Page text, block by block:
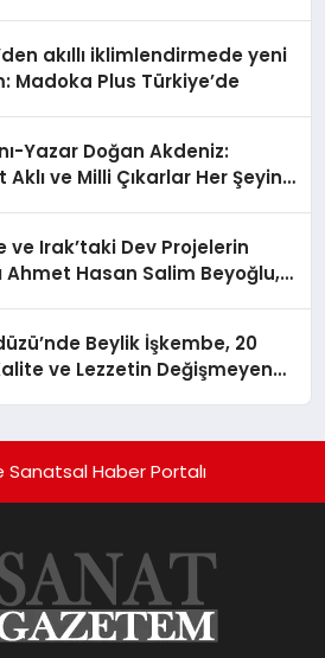
akıllı iklimlendirmede yeni
Madoka Plus Türkiye’de
Yazar Doğan Akdeniz:
Aklı ve Milli Çıkarlar Her Şeyin
ve Irak’taki Dev Projelerin
Ahmet Hasan Salim Beyoğlu,
GeçirecekBeylik İşkembe, 20
ve Lezzetin Değişmeyen
Sanatsal Haber Portalı